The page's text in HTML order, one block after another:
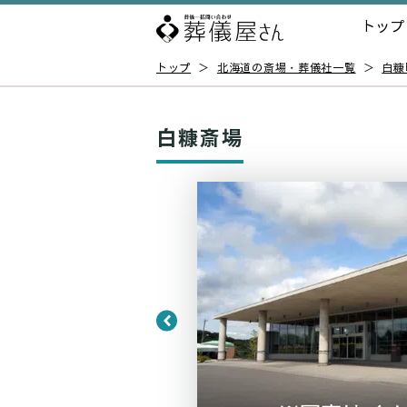
トップ
トップ ＞ 北海道の斎場・葬儀社一覧 ＞ 白
白糠斎場